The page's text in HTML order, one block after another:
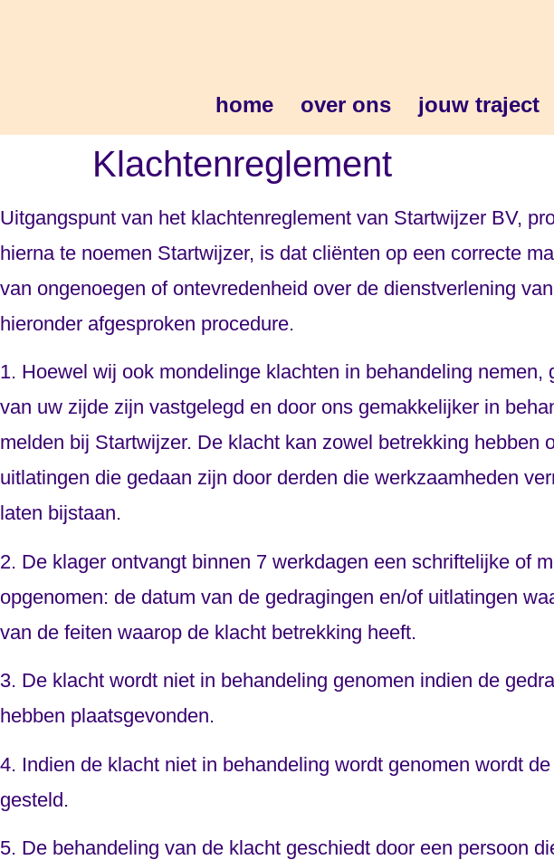
home over ons jouw traject
Klachtenreglement
Uitgangspunt van het klachtenreglement van Startwijzer BV,
hierna te noemen Startwijzer, is dat cliënten op een correcte
van ongenoegen of ontevredenheid over de dienstverlening
hieronder afgesproken procedure.
1. Hoewel wij ook mondelinge klachten in behandeling
van uw zijde zijn vastgelegd en door ons gemakkelijker in
melden bij Startwijzer. De klacht kan zowel betrekking
uitlatingen die gedaan zijn door derden die werkzaamheden
laten bijstaan.
2. De klager ontvangt binnen 7 werkdagen een schriftelijke of
opgenomen: de datum van de gedragingen en/of uitlatingen
van de feiten waarop de klacht betrekking heeft.
3. De klacht wordt niet in behandeling genomen indien de
hebben plaatsgevonden.
4. Indien de klacht niet in behandeling wordt genomen wordt
gesteld.
5. De behandeling van de klacht geschiedt door een persoon